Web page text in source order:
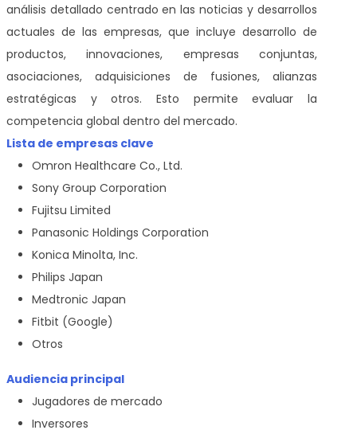
análisis detallado centrado en las noticias y desarrollos
actuales de las empresas, que incluye desarrollo de
productos, innovaciones, empresas conjuntas,
asociaciones, adquisiciones de fusiones, alianzas
estratégicas y otros. Esto permite evaluar la
competencia global dentro del mercado.
Lista de empresas clave
Omron Healthcare Co., Ltd.
Sony Group Corporation
Fujitsu Limited
Panasonic Holdings Corporation
Konica Minolta, Inc.
Philips Japan
Medtronic Japan
Fitbit (Google)
Otros
Audiencia principal
Jugadores de mercado
Inversores